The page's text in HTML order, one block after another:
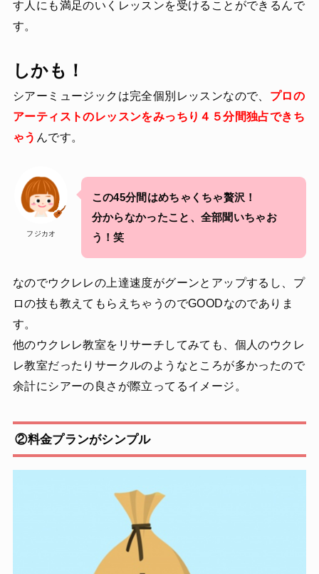
す人にも満足のいくレッスンを受けることができるんで
す。
しかも！
シアーミュージックは完全個別レッスンなので、 プロの
アーティストのレッスンをみっちり４５分間独占できち
ゃう んです。
フジカオ
この45分間はめちゃくちゃ贅沢！
分からなかったこと、全部聞いちゃお
う！笑
なのでウクレレの上達速度がグーンとアップするし、プ
ロの技も教えてもらえちゃうのでGOODなのでありま
す。
他のウクレレ教室をリサーチしてみても、個人のウクレ
レ教室だったりサークルのようなところが多かったので
余計にシアーの良さが際立ってるイメージ。
②料金プランがシンプル